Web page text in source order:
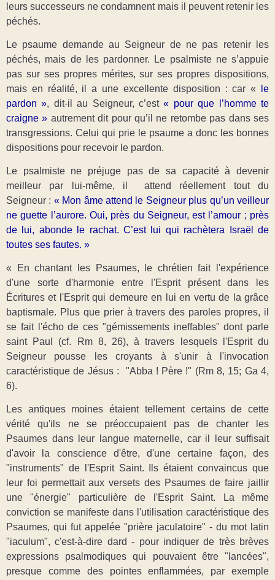
leurs successeurs ne condamnent mais il peuvent retenir les
péchés.
Le psaume demande au Seigneur de ne pas retenir les
péchés, mais de les pardonner. Le psalmiste ne s’appuie
pas sur ses propres mérites, sur ses propres dispositions,
mais en réalité, il a une excellente disposition : car «
le
pardon », dit-il au Seigneur, c’est« pour que l’homme te
craigne » autrement dit pour qu’il ne retombe pas dans ses
transgressions. Celui qui prie le psaume a donc les bonnes
dispositions pour recevoir le pardon.
Le psalmiste ne préjuge pas de sa capacité à devenir
meilleur par lui-même, il attend réellement tout du
Seigneur : « Mon âme attend le Seigneur plus qu’un veilleur
ne guette l’aurore. Oui, près du Seigneur, est l’amour ; près
de lui, abonde le rachat. C’est lui qui rachètera Israël de
toutes ses fautes. »
« En chantant les Psaumes, le chrétien fait l'expérience
d'une sorte d'harmonie entre l'Esprit présent dans les
Écritures et l'Esprit qui demeure en lui en vertu de la grâce
baptismale. Plus que prier à travers des paroles propres, il
se fait l'écho de ces "gémissements ineffables" dont parle
saint Paul (cf. Rm 8, 26), à travers lesquels l'Esprit du
Seigneur pousse les croyants à s'unir à l'invocation
caractéristique de Jésus : "Abba ! Père !" (Rm 8, 15; Ga 4,
6).
Les antiques moines étaient tellement certains de cette
vérité qu'ils ne se préoccupaient pas de chanter les
Psaumes dans leur langue maternelle, car il leur suffisait
d'avoir la conscience d'être, d'une certaine façon, des
"instruments" de l'Esprit Saint. Ils étaient convaincus que
leur foi permettait aux versets des Psaumes de faire jaillir
une "énergie" particulière de l'Esprit Saint. La même
conviction se manifeste dans l'utilisation caractéristique des
Psaumes, qui fut appelée "prière jaculatoire" - du mot latin
"iaculum", c'est-à-dire dard - pour indiquer de très brèves
expressions psalmodiques qui pouvaient être "lancées",
presque comme des pointes enflammées, par exemple